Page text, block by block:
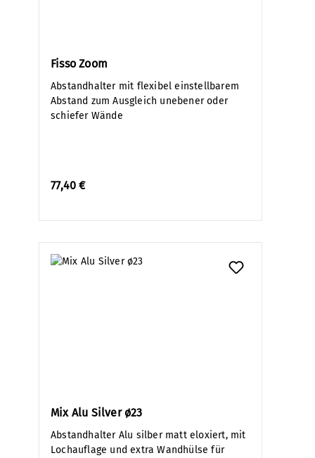
Fisso Zoom
Abstandhalter mit flexibel einstellbarem
Abstand zum Ausgleich unebener oder
schiefer Wände
77,40 €
Mix Alu Silver ø23
Abstandhalter Alu silber matt eloxiert, mit
Lochauflage und extra Wandhülse für